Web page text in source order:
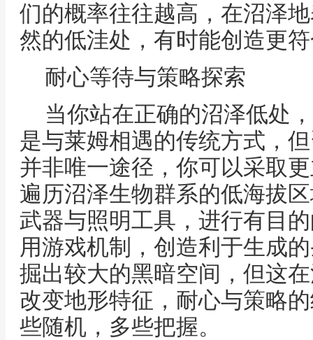
们的概率往往越高，在沼泽
然的低洼处，有时能创造更
耐心等待与策略探索
当你站在正确的沼泽低处
是与莱姆相遇的传统方式，
并非唯一途径，你可以采取
遍历沼泽生物群系的低海拔
武器与照明工具，进行有目
用游戏机制，创造利于生成
掘出较大的黑暗空间，但这
改变地形特征，耐心与策略
些随机，多些把握。